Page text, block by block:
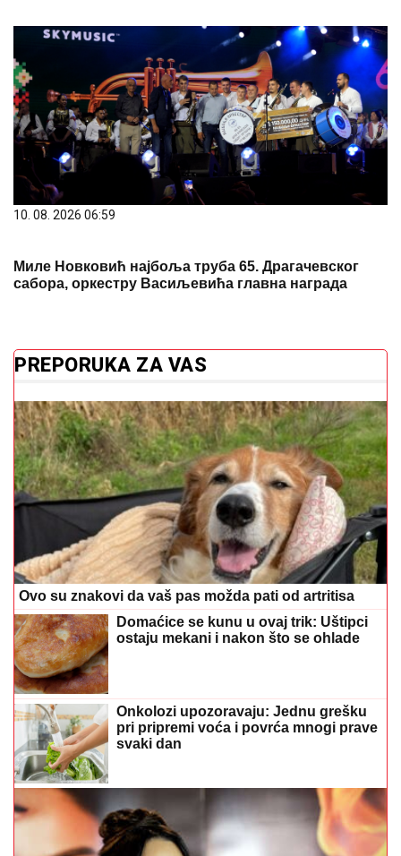
10. 08. 2026 06:59
Миле Новковић најбоља труба 65. Драгачевског
сабора, оркестру Васиљевића главна награда
PREPORUKA ZA VAS
Ovo su znakovi da vaš pas možda pati od artritisa
Domaćice se kunu u ovaj trik: Uštipci
ostaju mekani i nakon što se ohlade
Onkolozi upozoravaju: Jednu grešku
pri pripremi voća i povrća mnogi prave
svaki dan